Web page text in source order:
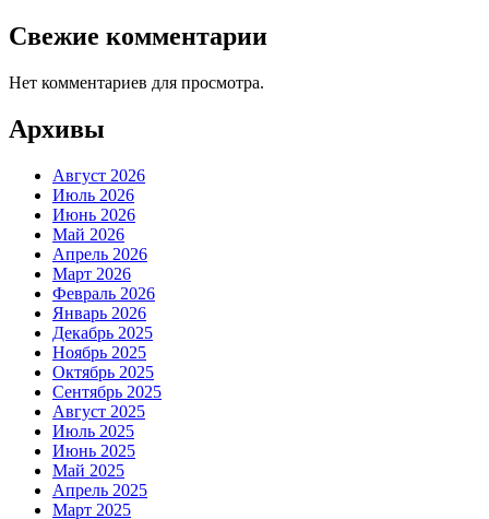
Свежие комментарии
Нет комментариев для просмотра.
Архивы
Август 2026
Июль 2026
Июнь 2026
Май 2026
Апрель 2026
Март 2026
Февраль 2026
Январь 2026
Декабрь 2025
Ноябрь 2025
Октябрь 2025
Сентябрь 2025
Август 2025
Июль 2025
Июнь 2025
Май 2025
Апрель 2025
Март 2025